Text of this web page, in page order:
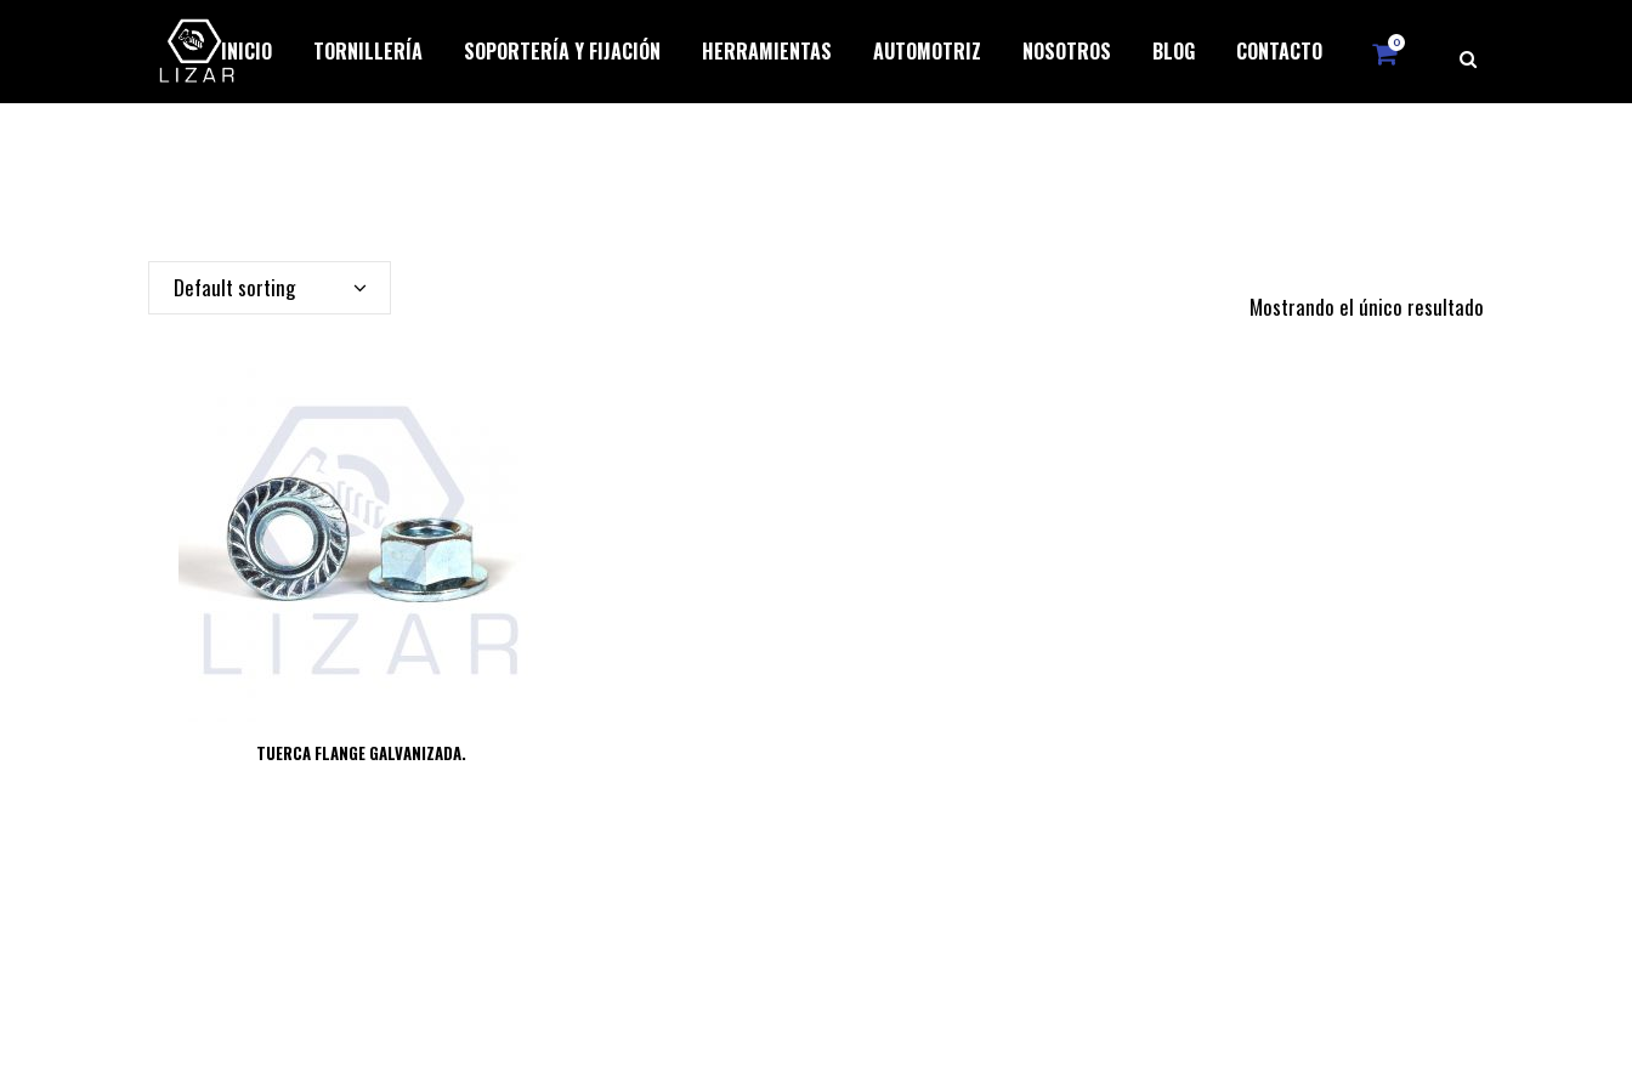
0
INICIO TORNILLERÍA SOPORTERÍA Y FIJACIÓN HERRAMIENTAS AUTOMOTRIZ NOSOTROS BLOG CONTACTO
Mostrando el único resultado
Default sorting
TUERCA FLANGE GALVANIZADA.